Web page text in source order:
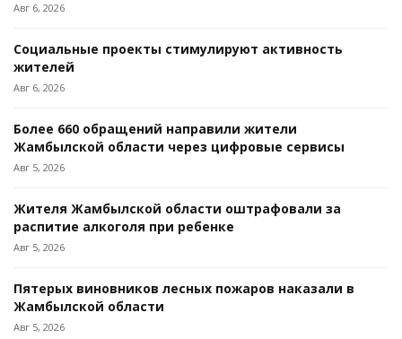
Авг 6, 2026
Социальные проекты стимулируют активность
жителей
Авг 6, 2026
Более 660 обращений направили жители
Жамбылской области через цифровые сервисы
Авг 5, 2026
Жителя Жамбылской области оштрафовали за
распитие алкоголя при ребенке
Авг 5, 2026
Пятерых виновников лесных пожаров наказали в
Жамбылской области
Авг 5, 2026